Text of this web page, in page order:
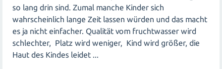
so lang drin sind. Zumal manche Kinder sich
wahrscheinlich lange Zeit lassen würden und das macht
es ja nicht einfacher. Qualität vom fruchtwasser wird
schlechter, Platz wird weniger, Kind wird größer, die
Haut des Kindes leidet ...